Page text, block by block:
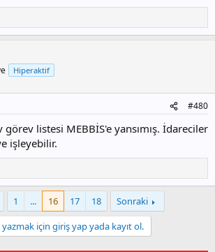
Hiperaktif
#480
görev listesi MEBBİS'e yansımış. İdareciler
işleyebilir.
1 ... 16 17 18
Sonraki
yazmak için giriş yap yada kayıt ol.